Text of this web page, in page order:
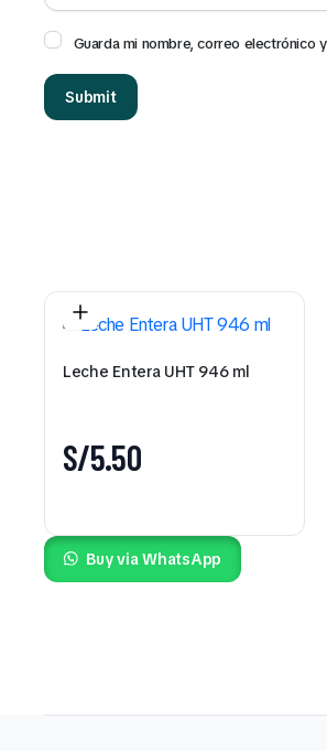
Guarda mi nombre, correo electrónico
Leche Entera UHT 946 ml
S/5.50
Buy via WhatsApp